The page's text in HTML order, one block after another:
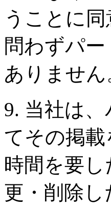
うことに
問わずパ
ありません
9. 当社は
てその掲
時間を要
更・削除